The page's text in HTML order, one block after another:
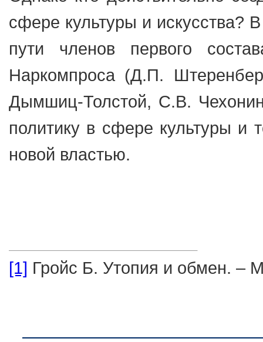
сфере культуры и искусства?
пути членов первого
Наркомпроса (Д.П.
Дымшиц-Толстой, С.В.
политику в сфере культуры и
новой властью.
[1] Гройс Б. Утопия и обмен. –